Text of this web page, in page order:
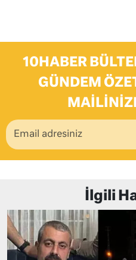
10HABER
GÜNDEM
İlgili